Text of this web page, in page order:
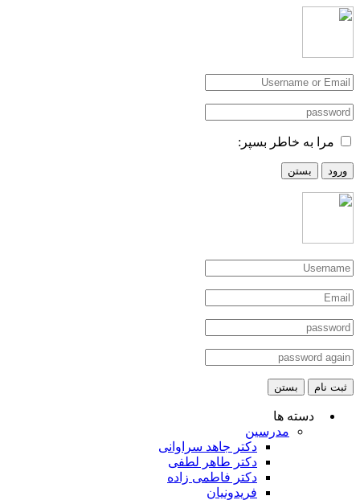
مرا به خاطر بسپر:
ورود بستن
ثبت نام بستن
دسته ها
مدرسین
دکتر جاهد سراوانی
دکتر طاهر لطفی
دکتر فاطمی زاده
فریدونیان